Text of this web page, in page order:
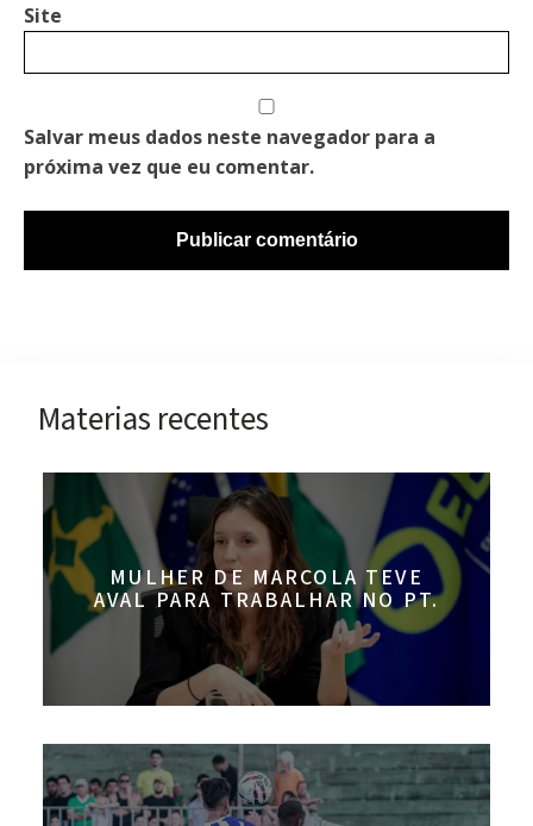
Site
Salvar meus dados neste navegador para a
próxima vez que eu comentar.
Materias recentes
MULHER DE MARCOLA TEVE
AVAL PARA TRABALHAR NO PT.